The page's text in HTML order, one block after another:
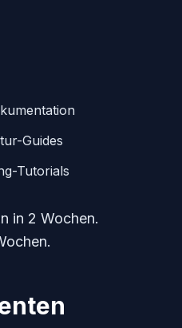
Guides
Tutorials
in 2 Wochen.